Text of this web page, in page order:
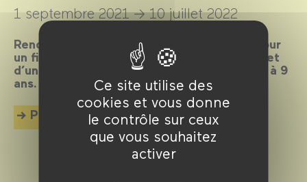
Ce site utilise des
cookies et vous donne
le contrôle sur ceux
que vous souhaitez
activer
1 septembre 2021 → 10 juillet 2022
Rendez-vous les mercredis et dimanches pour
un film suivi d’un débat ou d’une animation et
d’un goûter, dédiés aux enfants de 18 mois à 9
ans.
Plus d'info